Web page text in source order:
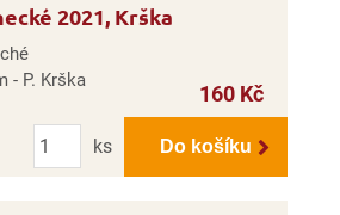
2021, Krška
- P. Krška
160 Kč
Počet
ks
Do košíku